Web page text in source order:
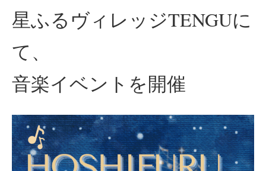
星ふるヴィレッジTENGUに
て、
音楽イベントを開催